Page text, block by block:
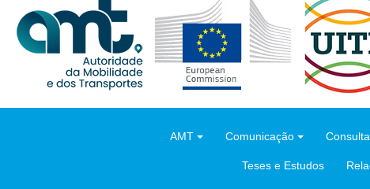
AMT Comunicação
Teses e Estudos